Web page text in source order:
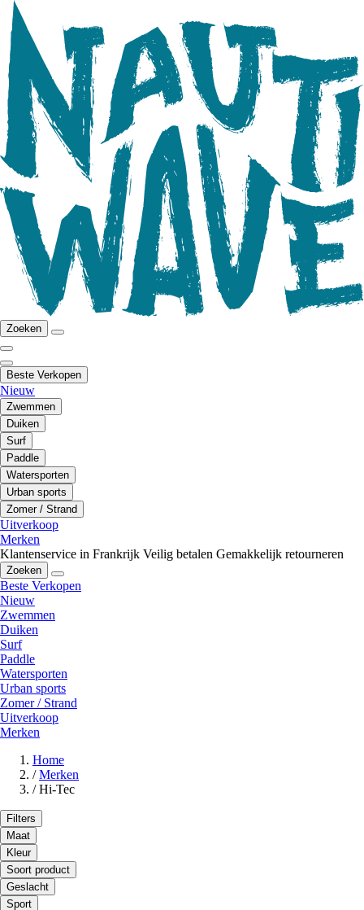
Zoeken
Beste Verkopen
Nieuw
Zwemmen
Duiken
Surf
Paddle
Watersporten
Urban sports
Zomer / Strand
Uitverkoop
Merken
Klantenservice in Frankrijk Veilig betalen Gemakkelijk retourneren
Zoeken
Beste Verkopen
Nieuw
Zwemmen
Duiken
Surf
Paddle
Watersporten
Urban sports
Zomer / Strand
Uitverkoop
Merken
Home
/ Merken
/ Hi-Tec
Filters
Maat
Kleur
Soort product
Geslacht
Sport